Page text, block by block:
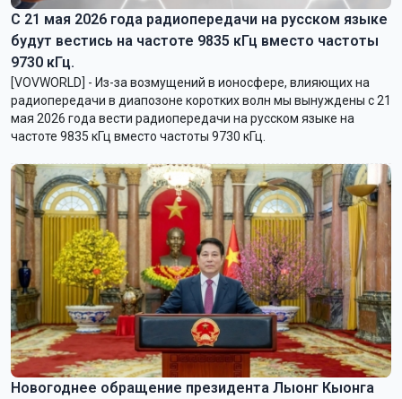
C 21 мая 2026 года радиопередачи на русском языке
будут вестись на частоте 9835 кГц вместо частоты
9730 кГц.
[VOVWORLD] - Из-за возмущений в ионосфере, влияющих на
радиопередачи в диапозоне коротких волн мы вынуждены с 21
мая 2026 года вести радиопередачи на русском языке на
частоте 9835 кГц вместо частоты 9730 кГц.
Новогоднее обращение президента Лыонг Кыонга